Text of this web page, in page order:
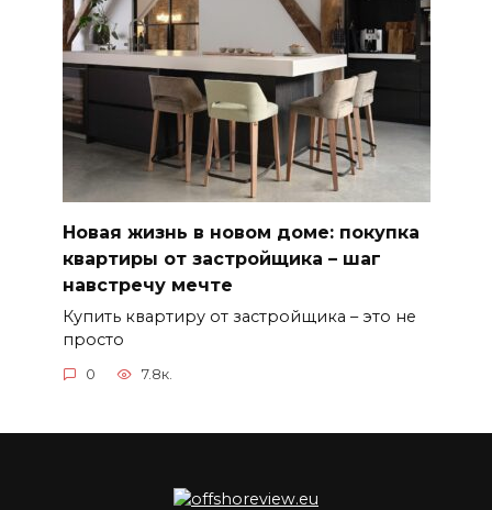
Новая жизнь в новом доме: покупка
квартиры от застройщика – шаг
навстречу мечте
Купить квартиру от застройщика – это не
просто
0 7.8к.